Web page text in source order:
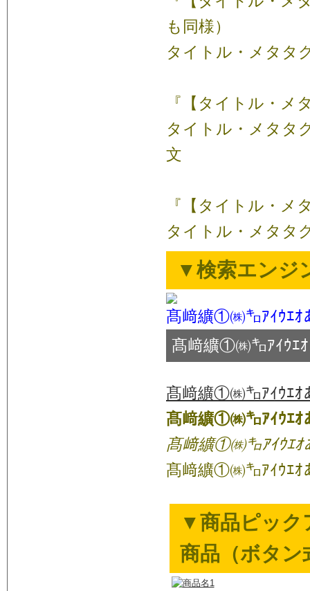
も同様）
タイトル・メタタ
『【タイトル・メ
タイトル・メタタ
文
『【タイトル・メ
タイトル・メタタ
▼検索エンジ
髙﨑纊①㈱㌔ｱｲｳｴｵ
髙﨑纊①㈱㌔ｱｲｳｴ
髙﨑纊①㈱㌔ｱｲｳｴｵ
髙﨑纊①㈱㌔ｱｲｳｴｵ
髙﨑纊①㈱㌔ｱｲｳｴｵ
髙﨑纊①㈱㌔ｱｲｳｴｵ
▼商品ピッ
商品（ボタン